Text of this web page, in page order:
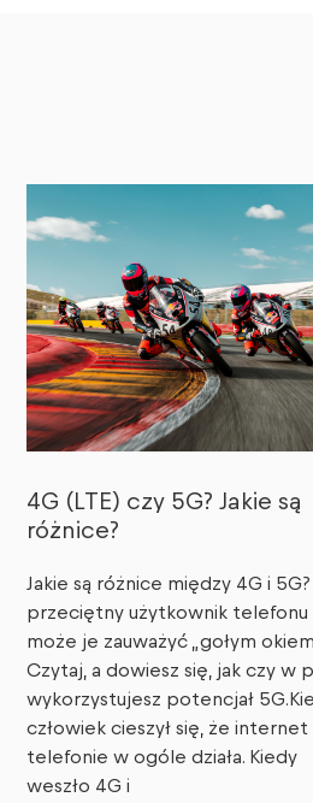
4G (LTE) czy 5G? Jakie są
różnice?
Jakie są różnice między 4G i
przeciętny użytkownik telefonu
może je zauważyć „gołym
Czytaj, a dowiesz się, jak czy w
wykorzystujesz potencjał
człowiek cieszył się, że internet
telefonie w ogóle działa. Kiedy
weszło 4G i